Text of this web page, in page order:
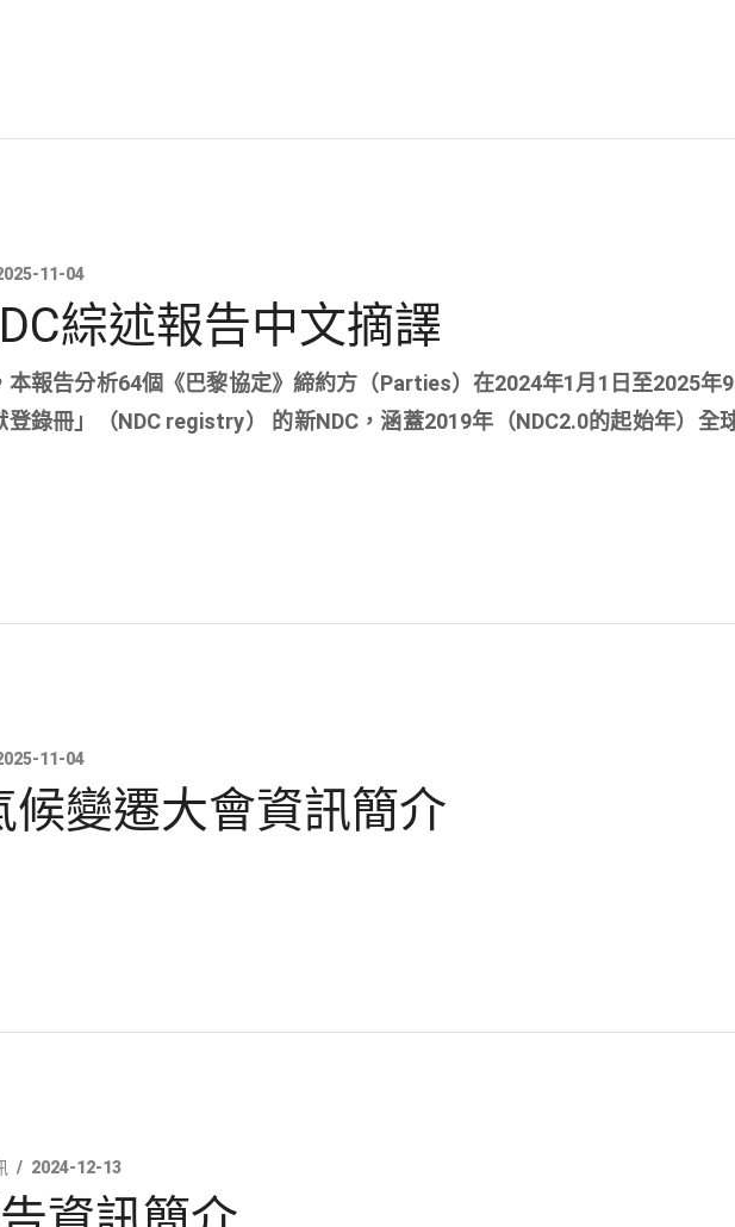
11-04
綜述報告中文摘譯
本報告分析64個《巴黎協定》締約方（Parties）在2024年1月1日至2025年
錄冊」（NDC registry） 的新NDC，涵蓋2019年（NDC2.0的起始年）全
11-04
候變遷大會資訊簡介
2024-12-13